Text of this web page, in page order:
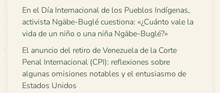
En el Día Internacional de los Pueblos Indígenas,
activista Ngäbe-Buglé cuestiona: «¿Cuánto vale la
vida de un niño o una niña Ngäbe-Buglé?»
El anuncio del retiro de Venezuela de la Corte
Penal Internacional (CPI): reflexiones sobre
algunas omisiones notables y el entusiasmo de
Estados Unidos